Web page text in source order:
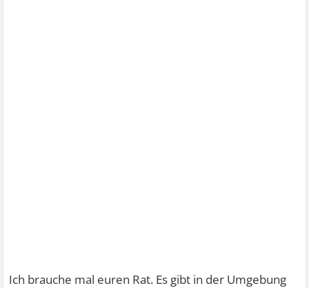
Ich brauche mal euren Rat. Es gibt in der Umgebung